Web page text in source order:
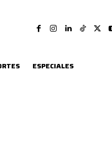
ESPECIALES